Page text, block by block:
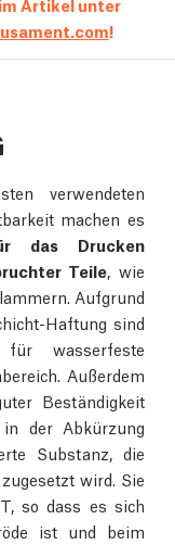
Artikel unter
!
verwendeten
machen es
das Drucken
Teile, wie
Aufgrund
Haftung sind
für wasserfeste
Außerdem
Beständigkeit
der Abkürzung
Substanz, die
wird. Sie
so dass es sich
ist und beim